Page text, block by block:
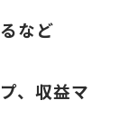
など
、収益マ